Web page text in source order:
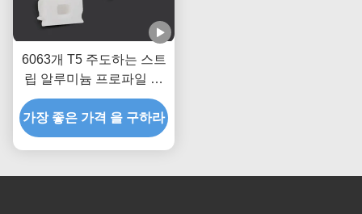
6063개 T5 주도하는 스트
립 알루미늄 프로파일 압
출 하우징 채널
가장 좋은 가격 을 구하라